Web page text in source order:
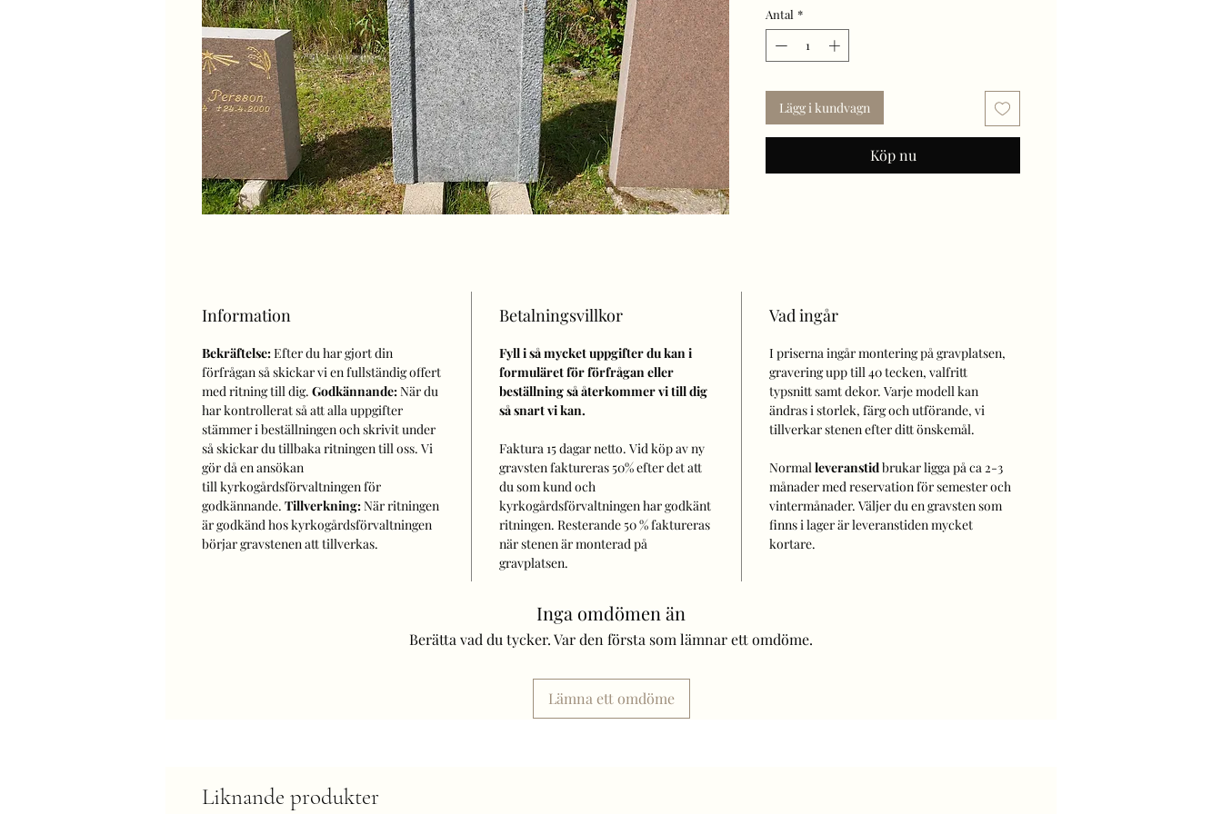
råkantslag.
Råarbetade sidor och topp.
Mattslipad baksida.
Beställ eller skicka din förfrågan här
Antal *
Lägg i kundvagn
Köp nu
Information
Bekräftelse:Efter du har gjort din
förfrågan så skickar vi en fullständig offert
med ritning till dig. Godkännande:När du
har kontrollerat så att alla uppgifter
stämmer i beställningen och skrivit under
så skickar du tillbaka ritningen till oss. Vi
gör då en ansökan
till kyrkogårdsförvaltningen för
godkännande. Tillverkning:När ritningen
är godkänd hos kyrkogårdsförvaltningen
börjar gravstenen att tillverkas.
Betalningsvillkor
Fyll i så mycket uppgifter du kan i
formuläret för förfrågan eller
beställning så återkommer vi till dig
så snart vi kan.
Faktura 15 dagar netto. Vid köp av ny
gravsten faktureras 50% efter det att
du som kund och
kyrkogårdsförvaltningen har godkänt
ritningen. Resterande 50 % faktureras
när stenen är monterad på
gravplatsen.
Vad ingår
I priserna ingår montering på gravplatsen,
gravering upp till 40 tecken, valfritt
typsnitt samt dekor. Varje modell kan
ändras i storlek, färg och utförande, vi
tillverkar stenen efter ditt önskemål.
Normal leveranstidbrukar ligga på ca 2-3
månader med reservation för semester och
vintermånader. Väljer du en gravsten som
finns i lager är leveranstiden mycket
kortare.
Inga omdömen än
Berätta vad du tycker. Var den första som lämnar ett omdöme.
Lämna ett omdöme
Liknande produkter